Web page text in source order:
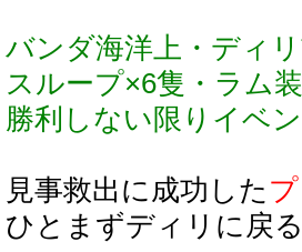
バンダ海洋上・ディ
スループ×6隻・ラム
勝利しない限りイベ
見事救出に成功した
ひとまずディリに戻